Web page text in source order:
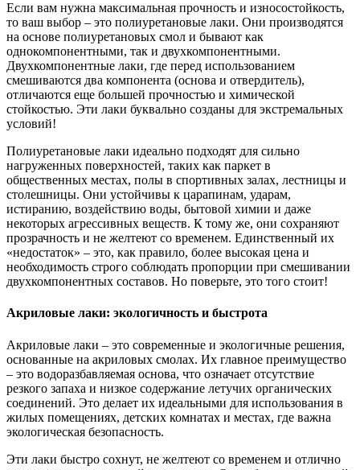
Если вам нужна максимальная прочность и износостойкость,
то ваш выбор – это полиуретановые лаки. Они производятся
на основе полиуретановых смол и бывают как
однокомпонентными, так и двухкомпонентными.
Двухкомпонентные лаки, где перед использованием
смешиваются два компонента (основа и отвердитель),
отличаются еще большей прочностью и химической
стойкостью. Эти лаки буквально созданы для экстремальных
условий!
Полиуретановые лаки идеально подходят для сильно
нагруженных поверхностей, таких как паркет в
общественных местах, полы в спортивных залах, лестницы и
столешницы. Они устойчивы к царапинам, ударам,
истиранию, воздействию воды, бытовой химии и даже
некоторых агрессивных веществ. К тому же, они сохраняют
прозрачность и не желтеют со временем. Единственный их
«недостаток» – это, как правило, более высокая цена и
необходимость строго соблюдать пропорции при смешивании
двухкомпонентных составов. Но поверьте, это того стоит!
Акриловые лаки: экологичность и быстрота
Акриловые лаки – это современные и экологичные решения,
основанные на акриловых смолах. Их главное преимущество
– это водоразбавляемая основа, что означает отсутствие
резкого запаха и низкое содержание летучих органических
соединений. Это делает их идеальными для использования в
жилых помещениях, детских комнатах и местах, где важна
экологическая безопасность.
Эти лаки быстро сохнут, не желтеют со временем и отлично